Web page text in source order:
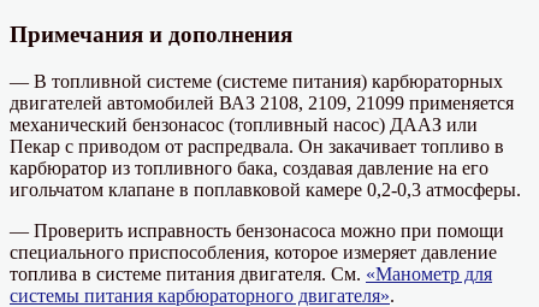
Примечания и дополнения
— В топливной системе (системе питания) карбюраторных
двигателей автомобилей ВАЗ 2108, 2109, 21099 применяется
механический бензонасос (топливный насос) ДААЗ или
Пекар с приводом от распредвала. Он закачивает топливо в
карбюратор из топливного бака, создавая давление на его
игольчатом клапане в поплавковой камере 0,2-0,3 атмосферы.
— Проверить исправность бензонасоса можно при помощи
специального приспособления, которое измеряет давление
топлива в системе питания двигателя. См. «Манометр для
системы питания карбюраторного двигателя».